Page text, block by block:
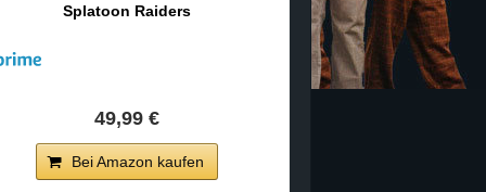
Splatoon Raiders
49,99 €
Bei Amazon kaufen